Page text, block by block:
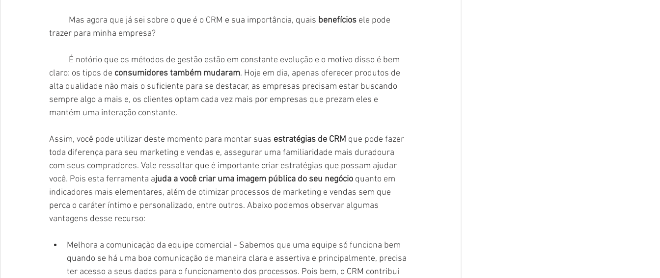
	Mas agora que já sei sobre o que é o CRM e sua importância, quais
benefícios ele pode
trazer para minha empresa?
claro: os tipos de consumidores também mudaram. Hoje em dia, apenas oferecer produtos de
alta qualidade não mais o suficiente para se destacar, as empresas precisam estar buscando
sempre algo a mais e, os clientes optam cada vez mais por empresas que prezam eles e
mantém uma interação constante.
Assim, você pode utilizar deste momento para montar suas estratégias de CRM que pode fazer
toda diferença para seu marketing e vendas e, assegurar uma familiaridade mais duradoura
com seus compradores. Vale ressaltar que é importante criar estratégias que possam ajudar
você. Pois esta ferramenta ajuda a você criar uma imagem pública do seu negócio quanto em
indicadores mais elementares, além de otimizar processos de marketing e vendas sem que
perca o caráter íntimo e personalizado, entre outros. Abaixo podemos observar algumas
vantagens desse recurso:
Melhora a comunicação da equipe comercial - Sabemos que uma equipe só funciona bem
quando se há uma boa comunicação de maneira clara e assertiva e principalmente, precisa
ter acesso a seus dados para o funcionamento dos processos. Pois bem, o CRM contribui